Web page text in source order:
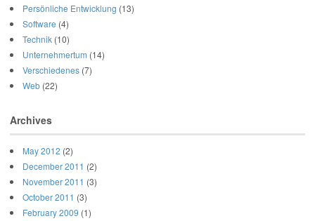
Persönliche Entwicklung (13)
Software (4)
Technik (10)
Unternehmertum (14)
Verschiedenes (7)
Web (22)
Archives
May 2012 (2)
December 2011 (2)
November 2011 (3)
October 2011 (3)
February 2009 (1)